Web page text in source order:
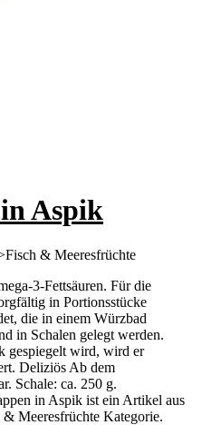
Aspik
& Meeresfrüchte
3-Fettsäuren. Für die
in Portionsstücke
die in einem Würzbad
in Schalen gelegt werden.
gespiegelt wird, wird er
Deliziös Ab dem
Schale: ca. 250 g.
in Aspik ist ein Artikel aus
Meeresfrüchte Kategorie.